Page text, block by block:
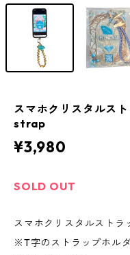
スマホクリスタルス
strap
¥3,980
SOLD OUT
スマホクリスタルスト
※T字のストラップホル